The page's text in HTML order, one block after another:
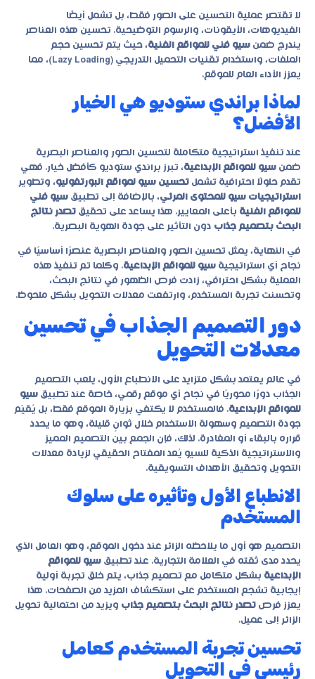
لا تقتصر عملية التحسين على الصور فقط، بل تشمل أيضًا
الفيديوهات، الأيقونات، والرسوم التوضيحية. تحسين هذه العناصر
يندرج ضمن سيو فني للمواقع الفنية، حيث يتم تحسين حجم
الملفات، واستخدام تقنيات التحميل التدريجي (Lazy Loading)، مما
يعزز الأداء العام للموقع.
لماذا براندي ستوديو هي الخيار
الأفضل؟
عند تنفيذ استراتيجية متكاملة لتحسين الصور والعناصر البصرية
ضمن سيو للمواقع الإبداعية، تبرز براندي ستوديو كأفضل خيار. فهي
تقدم حلولًا احترافية تشمل تحسين سيو لمواقع البورتفوليو، وتطوير
استراتيجيات سيو للمحتوى المرئي، بالإضافة إلى تطبيق سيو فني
للمواقع الفنية بأعلى المعايير. هذا يساعد على تحقيق تصدر نتائج
البحث بتصميم جذاب دون التأثير على جودة الهوية البصرية.
في النهاية، يمثل تحسين الصور والعناصر البصرية عنصرًا أساسيًا في
نجاح أي استراتيجية سيو للمواقع الإبداعية. وكلما تم تنفيذ هذه
العملية بشكل احترافي، زادت فرص الظهور في نتائج البحث،
وتحسنت تجربة المستخدم، وارتفعت معدلات التحويل بشكل ملحوظ.
دور التصميم الجذاب في تحسين
معدلات التحويل
في عالم يعتمد بشكل متزايد على الانطباع الأول، يلعب التصميم
الجذاب دورًا محوريًا في نجاح أي موقع رقمي، خاصة عند تطبيق سيو
للمواقع الإبداعية. فالمستخدم لا يكتفي بزيارة الموقع فقط، بل يُقيّم
جودة التصميم وسهولة الاستخدام خلال ثوانٍ قليلة، وهو ما يحدد
قراره بالبقاء أو المغادرة. لذلك، فإن الجمع بين التصميم المميز
والاستراتيجية الذكية للسيو يُعد المفتاح الحقيقي لزيادة معدلات
التحويل وتحقيق الأهداف التسويقية.
الانطباع الأول وتأثيره على سلوك
المستخدم
التصميم هو أول ما يلاحظه الزائر عند دخول الموقع، وهو العامل الذي
يحدد مدى ثقته في العلامة التجارية. عند تطبيق سيو للمواقع
الإبداعية بشكل متكامل مع تصميم جذاب، يتم خلق تجربة أولية
إيجابية تشجع المستخدم على استكشاف المزيد من الصفحات. هذا
يعزز فرص تصدر نتائج البحث بتصميم جذاب ويزيد من احتمالية تحويل
الزائر إلى عميل.
تحسين تجربة المستخدم كعامل
رئيسي في التحويل